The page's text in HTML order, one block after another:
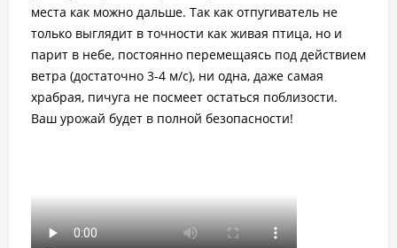
места как можно дальше. Так как отпугиватель не
только выглядит в точности как живая птица, но и
парит в небе, постоянно перемещаясь под действием
ветра (достаточно 3-4 м/с), ни одна, даже самая
храбрая, пичуга не посмеет остаться поблизости.
Ваш урожай будет в полной безопасности!